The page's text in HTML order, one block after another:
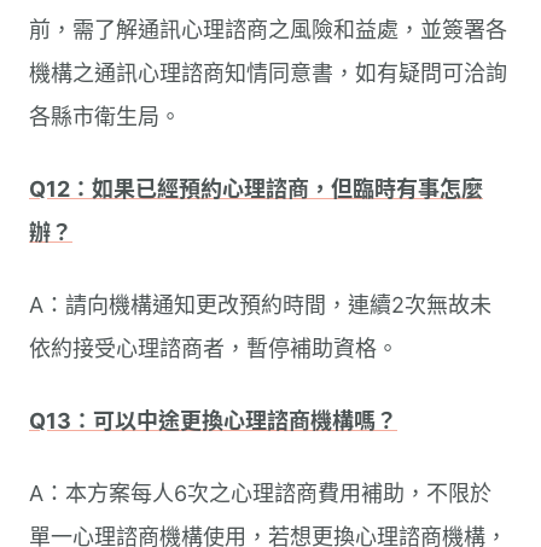
前，需了解通訊心理諮商之風險和益處，並簽署各
機構之通訊心理諮商知情同意書，如有疑問可洽詢
各縣市衛生局。
Q12：如果已經預約心理諮商，但臨時有事怎麼
辦？
A：請向機構通知更改預約時間，連續2次無故未
依約接受心理諮商者，暫停補助資格。
Q13：可以中途更換心理諮商機構嗎？
A：本方案每人6次之心理諮商費用補助，不限於
單一心理諮商機構使用，若想更換心理諮商機構，